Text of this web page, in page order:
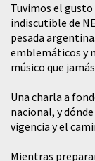
Tuvimos el
indiscutible de
pesada
emblemáticos y
músico que
​Una charla a
nacional, y
vigencia y el
Mientras